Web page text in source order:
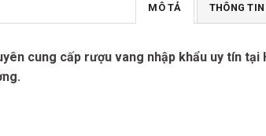
MÔ TẢ THÔNG
cung cấp rượu vang nhập khẩu uy tín